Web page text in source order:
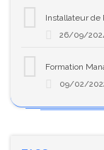
26/09/
Formation
09/02/